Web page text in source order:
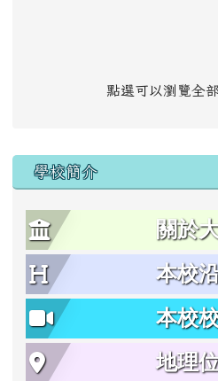
點選可以瀏覽全
學校簡介
關於
本校
本校
地理